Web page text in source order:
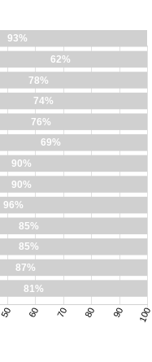
50 60 70 80 90 100
93%
62%
78%
74%
76%
69%
90%
90%
96%
85%
85%
87%
81%